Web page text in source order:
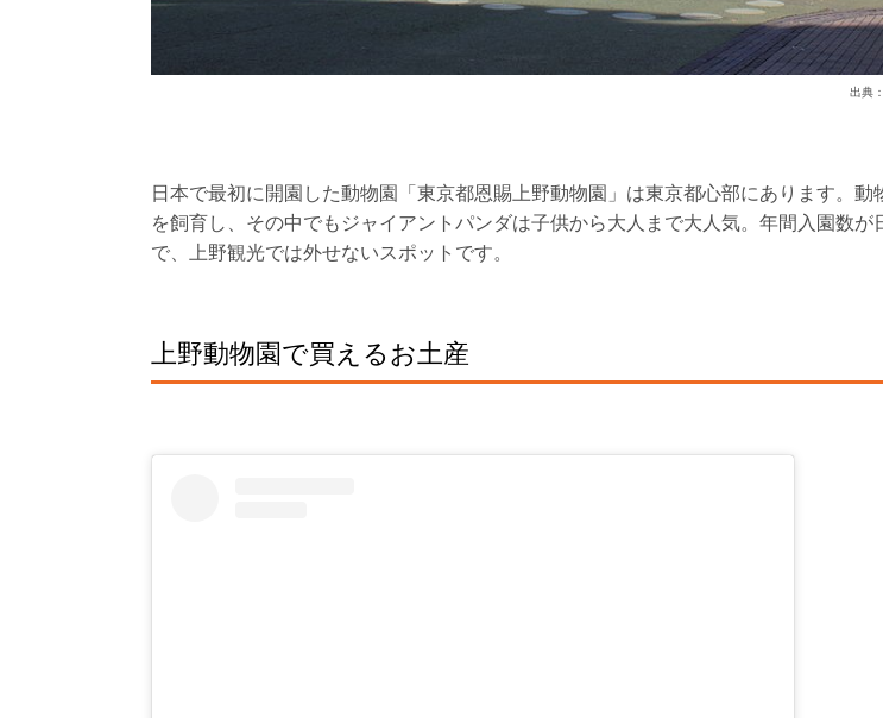
出典：
日本で最初に開園した動物園「東京都恩賜上野動物園」は東京都心部にあります。動
を飼育し、その中でもジャイアントパンダは子供から大人まで大人気。年間入園数が
で、上野観光では外せないスポットです。
上野動物園で買えるお土産